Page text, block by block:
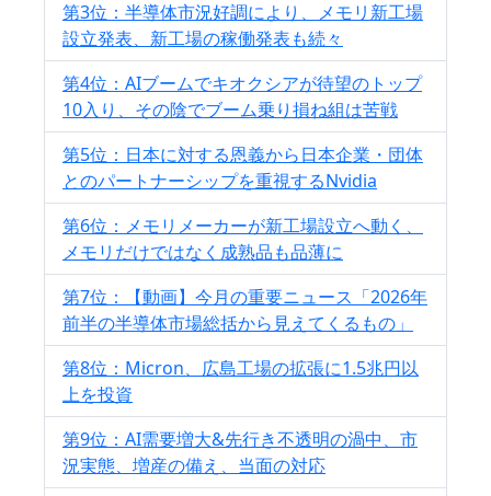
第3位：半導体市況好調により、メモリ新工場
設立発表、新工場の稼働発表も続々
第4位：AIブームでキオクシアが待望のトップ
10入り、その陰でブーム乗り損ね組は苦戦
第5位：日本に対する恩義から日本企業・団体
とのパートナーシップを重視するNvidia
第6位：メモリメーカーが新工場設立へ動く、
メモリだけではなく成熟品も品薄に
第7位：【動画】今月の重要ニュース「2026年
前半の半導体市場総括から見えてくるもの」
第8位：Micron、広島工場の拡張に1.5兆円以
上を投資
第9位：AI需要増大&先行き不透明の渦中、市
況実態、増産の備え、当面の対応